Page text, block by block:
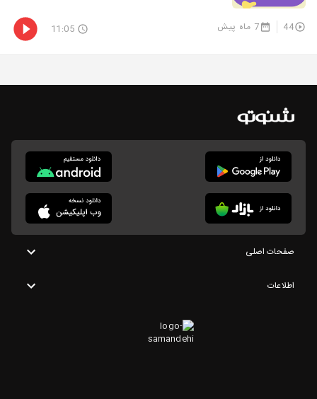
44 7 ماه پیش 11:05
صفحات اصلی
اطلاعات